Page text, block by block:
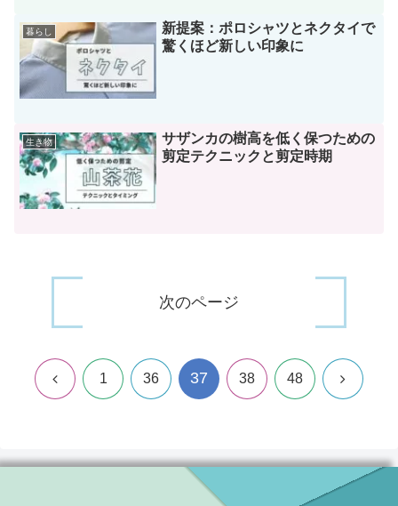
暮らし
新提案：ポロシャツとネクタイで
驚くほど新しい印象に
生き物
サザンカの樹高を低く保つための
剪定テクニックと剪定時期
次のページ
前 1 36 37 38 48 次